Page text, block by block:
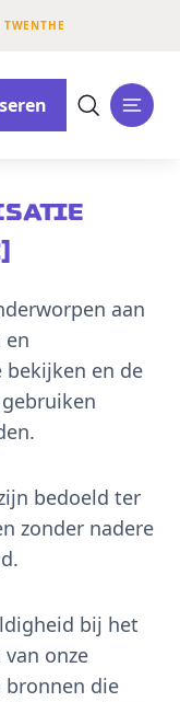
aan
en
bekijken en de
bedoeld ter
zonder nadere
bij het
onze
bronnen die